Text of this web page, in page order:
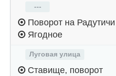
---
Поворот на Радутичи
Ягодное
Луговая улица
Ставище, поворот